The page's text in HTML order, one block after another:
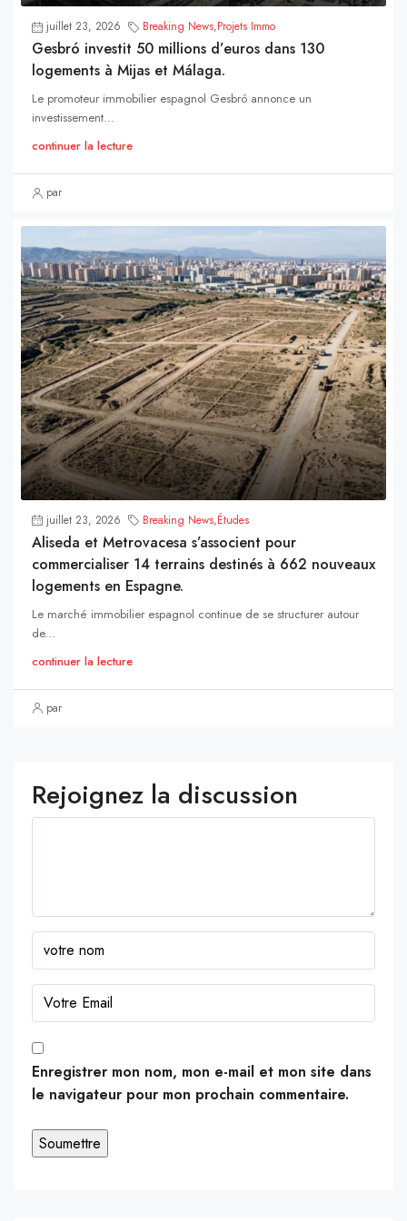
juillet 23, 2026 Breaking News,Projets Immo
Gesbró investit 50 millions d’euros dans 130
logements à Mijas et Málaga.
Le promoteur immobilier espagnol Gesbró annonce un
investissement...
continuer la lecture
par
juillet 23, 2026 Breaking News,Études
Aliseda et Metrovacesa s’associent pour
commercialiser 14 terrains destinés à 662 nouveaux
logements en Espagne.
Le marché immobilier espagnol continue de se structurer autour
de...
continuer la lecture
par
Rejoignez la discussion
Enregistrer mon nom, mon e-mail et mon site dans
le navigateur pour mon prochain commentaire.